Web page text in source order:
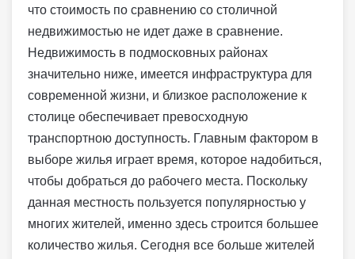
что стоимость по сравнению со столичной
недвижимостью не идет даже в сравнение.
Недвижимость в подмосковных районах
значительно ниже, имеется инфраструктура для
современной жизни, и близкое расположение к
столице обеспечивает превосходную
транспортною доступность. Главным фактором в
выборе жилья играет время, которое надобиться,
чтобы добраться до рабочего места. Поскольку
данная местность пользуется популярностью у
многих жителей, именно здесь строится большее
количество жилья. Сегодня все больше жителей